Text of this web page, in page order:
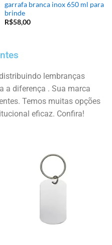
garrafa branca inox 650 ml para
brinde
R$58,00
lembranças
a diferença . Sua marca
Temos muitas opções
eficaz. Confira!